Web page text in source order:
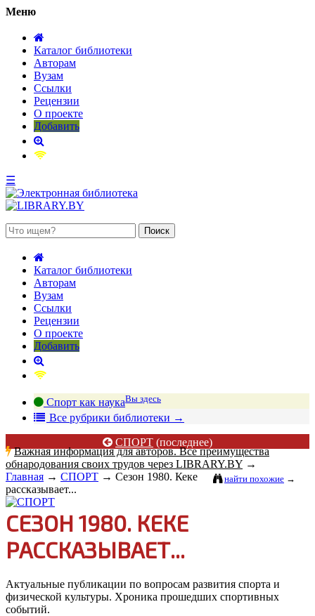
Меню
Каталог библиотеки
Авторам
Вузам
Ссылки
Рецензии
О проекте
Добавить
☰
Каталог библиотеки
Авторам
Вузам
Ссылки
Рецензии
О проекте
Добавить
Спорт как наукаВы здесь
Все рубрики библиотеки →
СПОРТ (последнее)
Важная информация для авторов. Все преимущества
обнародования своих трудов через LIBRARY.BY →
найти похожие →
Главная → СПОРТ → Сезон 1980. Кеке
рассказывает...
СЕЗОН 1980. КЕКЕ
РАССКАЗЫВАЕТ...
Актуальные публикации по вопросам развития спорта и
физической культуры. Хроника прошедших спортивных
событий.